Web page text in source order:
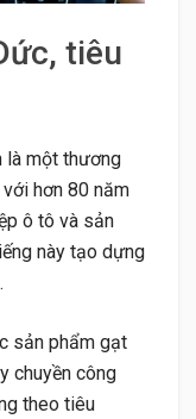
tiêu
là một thương
hơn 80 năm
ô tô và sản
này tạo dựng
sản phẩm gạt
chuyền công
theo tiêu